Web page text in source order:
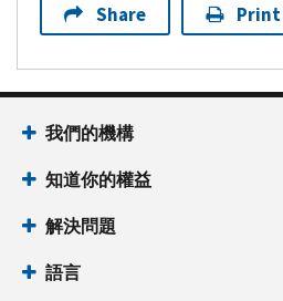
Share Print
我們的機構
知道你的權益
解決問題
語言